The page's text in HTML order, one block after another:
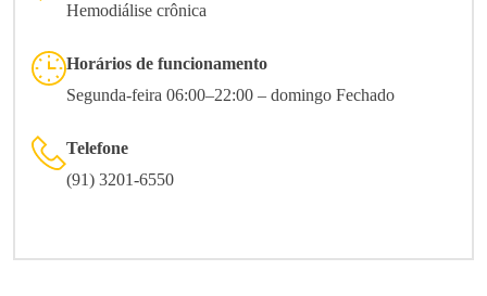
Hemodiálise crônica
Horários de funcionamento
Segunda-feira 06:00–22:00 – domingo Fechado
Telefone
(91) 3201-6550